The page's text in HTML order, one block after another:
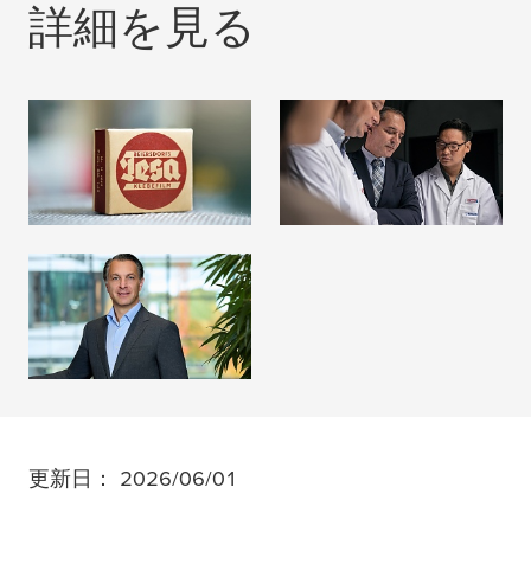
詳細を見る
沿革
詳細はこちら
学会・工業会
詳細はこちら
tesaSE 役員一覧
詳細はこちら
更新日： 2026/06/01